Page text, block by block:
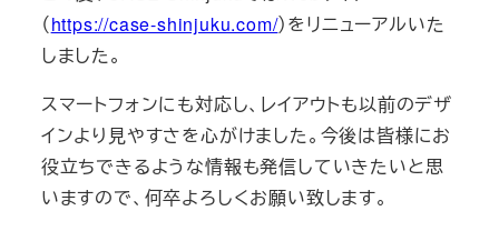
ー
（https://case-shinjuku.com/）をリニューアルいた
しました。
スマートフォンにも対応し、レイアウトも以前のデザ
インより見やすさを心がけました。今後は皆様にお
役立ちできるような情報も発信していきたいと思
いますので、何卒よろしくお願い致します。